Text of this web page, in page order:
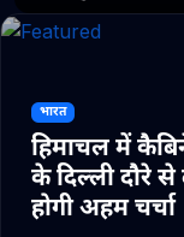
भारत
हिमाचल में
के दिल्ली दौरे
होगी अहम चर्चा